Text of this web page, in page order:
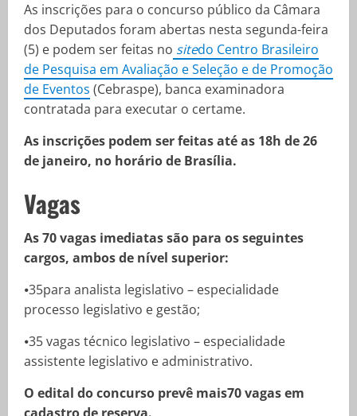
As inscrições para o concurso público da Câmara
dos Deputados foram abertas nesta segunda-feira
(5) e podem ser feitas no sitedo Centro Brasileiro
de Pesquisa em Avaliação e Seleção e de Promoção
de Eventos (Cebraspe), banca examinadora
contratada para executar o certame.
As inscrições podem ser feitas até as 18h de 26
de janeiro, no horário de Brasília.
Vagas
As 70 vagas imediatas são para os seguintes
cargos, ambos de nível superior:
⦁35para analista legislativo – especialidade
processo legislativo e gestão;
⦁35 vagas técnico legislativo – especialidade
assistente legislativo e administrativo.
O edital do concurso prevê mais70 vagas em